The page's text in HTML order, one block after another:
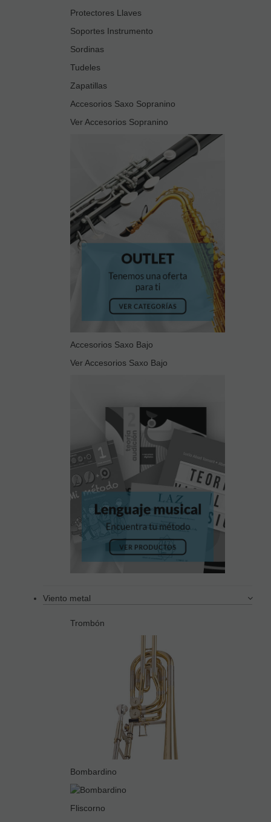
Protectores Llaves
Soportes Instrumento
Sordinas
Tudeles
Zapatillas
Accesorios Saxo Sopranino
Ver Accesorios Sopranino
Accesorios Saxo Bajo
Ver Accesorios Saxo Bajo
Viento metal
Trombón
Bombardino
Fliscorno